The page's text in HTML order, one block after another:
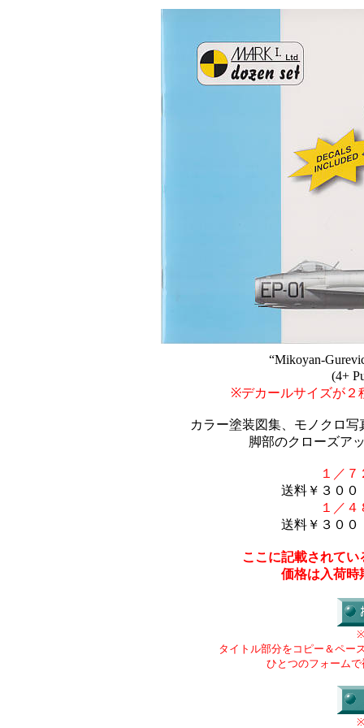
“Mikoyan-
(4+
※デカールサイズが２
カラー塗装図集、モノクロ
脚部のクローズア
１／７
送料￥３００
１／４
送料￥３００
ここに記載されて
価格は入荷時
タイトル部分をコピー＆ペー
ひとつのフォーム